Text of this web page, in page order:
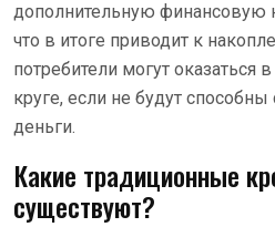
дополнительную финансовую
что в итоге приводит к
потребители могут оказаться
круге, если не будут
деньги.
Какие традиционные
существуют?